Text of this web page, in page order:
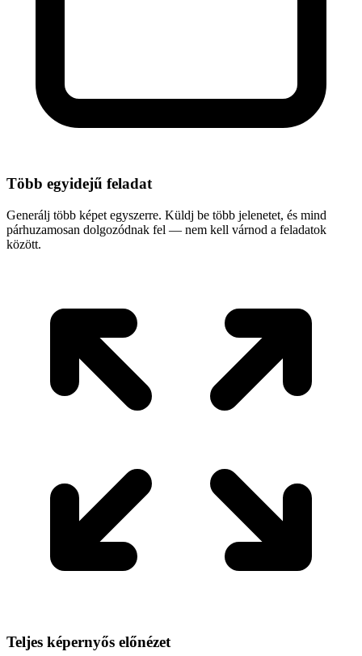
Több egyidejű feladat
Generálj több képet egyszerre. Küldj be több jelenetet, és mind
párhuzamosan dolgozódnak fel — nem kell várnod a feladatok
között.
Teljes képernyős előnézet